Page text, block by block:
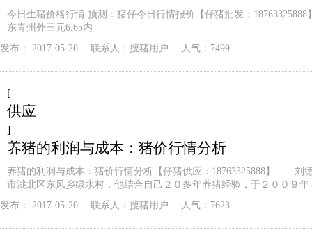
今日生猪价格行情 预测：猪仔今日行情报价【仔猪批发：
东青州外三元6.65内
发布： 2017-05-20 联系人： 搜猪用户 人气：7499
[
供应
]
养猪的利润与成本：猪价行情分析
养猪的利润与成本：猪价行情分析【仔猪供应：18763325888】 刘
市洮北区东风乡绿水村，他结合自己２０多年养猪经验，于２００９年
发布： 2017-05-20 联系人： 搜猪用户 人气：7623